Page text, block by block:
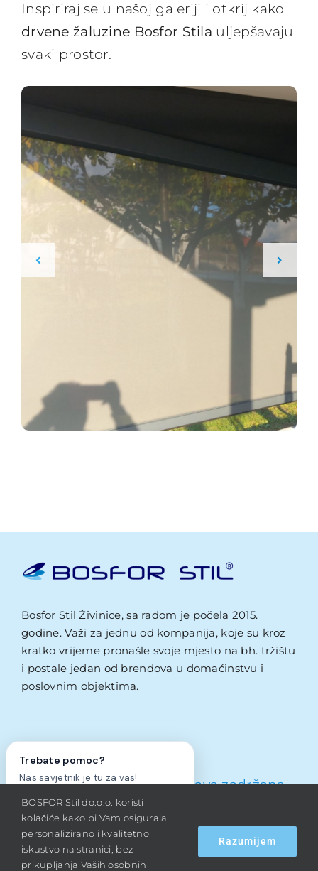
Trebate pomoc?
Nas savjetnik je tu za vas!
Da, trebam pomoc! Ne, hvala
Inspiriraj se u našoj galeriji i otkrij kako
drvene žaluzine Bosfor Stila uljepšavaju
svaki prostor.
Bosfor Stil Živinice, sa radom je počela 2015.
godine. Važi za jednu od kompanija, koje su kroz
kratko vrijeme pronašle svoje mjesto na bh. tržištu
i postale jedan od brendova u domaćinstvu i
poslovnim objektima.
Bosfor Stil d.o.o.– Sva prava zadržana –
2026
BOSFOR Stil do.o.o. koristi
kolačiće kako bi Vam osigurala
personalizirano i kvalitetno
iskustvo na stranici, bez
prikupljanja Vaših osobnih
Razumijem